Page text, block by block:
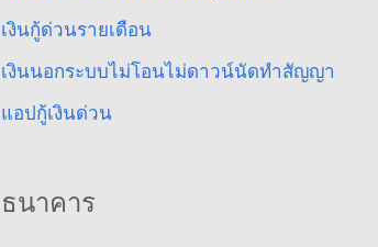
เงินกู้ด่วนรายเดือน
เงินนอกระบบไม่โอนไม่ดาวน์นัดทำสัญญา
แอปกู้เงินด่วน
ธนาคาร